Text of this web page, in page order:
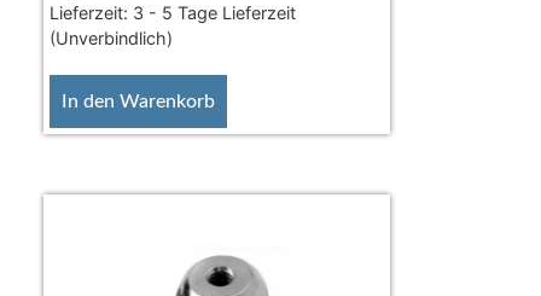
Lieferzeit: 3 - 5 Tage Lieferzeit
(Unverbindlich)
In den Warenkorb